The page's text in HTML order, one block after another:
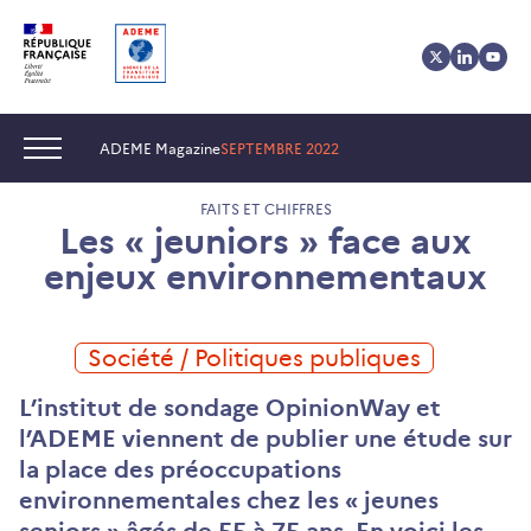
au
contenu
au
menu
des
cookies
Navigation :ADEME MagazineSEPTEMBRE 2022
FAITS ET CHIFFRES
Les « jeuniors » face aux
enjeux environnementaux
Société / Politiques publiques
L’institut de sondage OpinionWay et
l’ADEME viennent de publier une étude sur
la place des préoccupations
environnementales chez les « jeunes